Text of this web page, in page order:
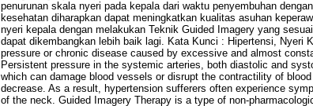
penurunan skala nyeri pada kepala dari waktu penyembuhan
kesehatan diharapkan dapat meningkatkan kualitas asuhan
nyeri kepala dengan melakukan Teknik Guided Imagery yang
dapat dikembangkan lebih baik lagi. Kata Kunci : Hipertensi, Nyeri
pressure or chronic disease caused by excessive and almost
Persistent pressure in the systemic arteries, both diastolic and
which can damage blood vessels or disrupt the contractility of
decrease. As a result, hypertension sufferers often experience
of the neck. Guided Imagery Therapy is a type of non-